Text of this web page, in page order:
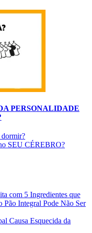
PERSONALIDADE
SEU CÉREBRO?
com 5 Ingredientes que
Pão Integral Pode Não Ser
Causa Esquecida da